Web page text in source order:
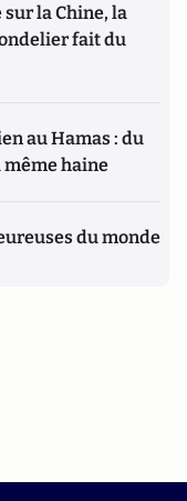
la Chine, la
fait du
au Hamas : du
même haine
du monde